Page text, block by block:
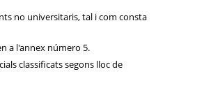
no universitaris, tal i com consta
a l'annex número 5.
classificats segons lloc de